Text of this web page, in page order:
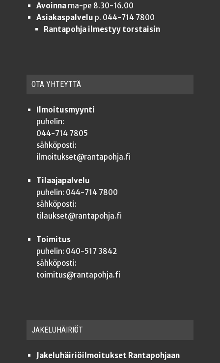
Avoinnama-pe 8.30-16.00
Asiakaspalvelu p. 044-714 7800
Rantapohja ilmestyy torstaisin
OTA YHTEYT­TÄ
Ilmoitusmyynti
puhelin:
044-714 7805
sähköposti:
ilmoitukset@rantapohja.fi
Tilaajapalvelu
puhelin: 044-714 7800
sähköposti:
tilaukset@rantapohja.fi
Toimitus
puhelin: 040-517 3842
sähköposti:
toimitus@rantapohja.fi
JAKE­LU­HÄI­RIÖT
Jakeluhäiriöilmoitukset Rantapohjaan